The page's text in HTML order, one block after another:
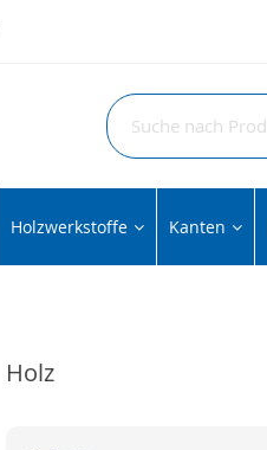
Holzwerkstoffe Kanten
Holz